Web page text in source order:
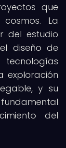
que
La
del estudio
diseño de
exploración
y su
del